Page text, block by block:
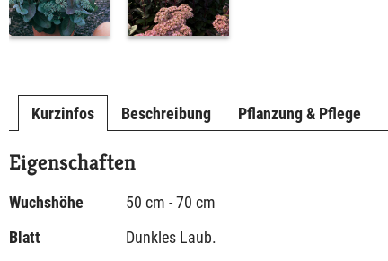
Kurzinfos Beschreibung Pflanzung & Pflege
Eigenschaften
Wuchshöhe
50 cm - 70 cm
Blatt
Dunkles Laub.